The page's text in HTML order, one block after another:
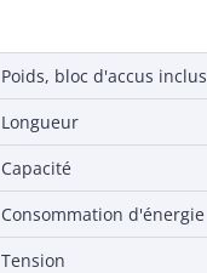
Poids, bloc d'accus inclus
Longueur
Capacité
Consommation d'énergie
Tension